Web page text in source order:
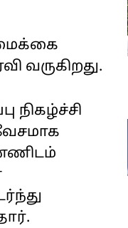
வருகிறது.
நிகழ்ச்சி